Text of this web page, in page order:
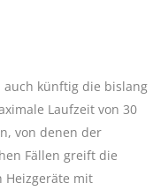
auch künftig die bislang
Laufzeit von 30
von denen der
Fällen greift die
Heizgeräte mit